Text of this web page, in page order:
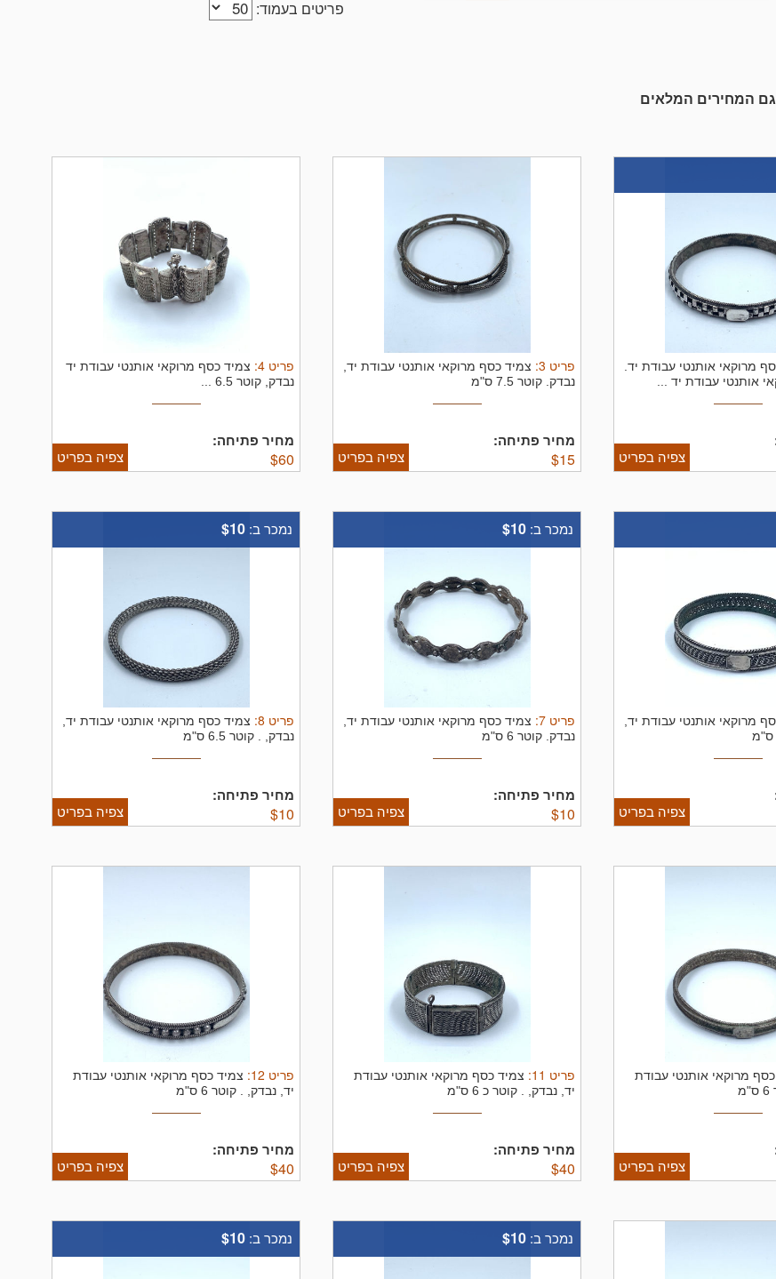
פריטים בעמוד:
המחירים המלאים
מרוקאי אותנטי עבודת יד.
אותנטי עבודת יד ...
צפיה בפריט
פריט 3
: צמיד כסף מרוקאי אותנטי עבודת יד,
נבדק. קוטר 7.5 ס"מ
מחיר פתיחה:
$15 צפיה בפריט
פריט 4
: צמיד כסף מרוקאי אותנטי עבודת יד
נבדק, קוטר 6.5 ...
מחיר פתיחה:
$60 צפיה בפריט
מרוקאי אותנטי עבודת יד,
צפיה בפריט
נמכר ב: $10
פריט 7
: צמיד כסף מרוקאי אותנטי עבודת יד,
נבדק. קוטר 6 ס"מ
מחיר פתיחה:
$10 צפיה בפריט
נמכר ב: $10
פריט 8
: צמיד כסף מרוקאי אותנטי עבודת יד,
נבדק, . קוטר 6.5 ס"מ
מחיר פתיחה:
$10 צפיה בפריט
מרוקאי אותנטי עבודת
צפיה בפריט
פריט 11
: צמיד כסף מרוקאי אותנטי עבודת
יד, נבדק, . קוטר כ 6 ס"מ
מחיר פתיחה:
$40 צפיה בפריט
פריט 12
: צמיד כסף מרוקאי אותנטי עבודת
יד, נבדק, . קוטר 6 ס"מ
מחיר פתיחה:
$40 צפיה בפריט
נמכר ב: $10 נמכר ב: $10